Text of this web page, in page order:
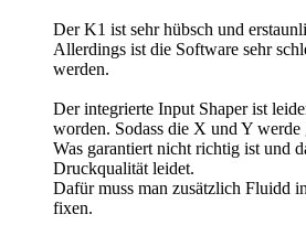
Der K1 ist sehr hübsch und
Allerdings ist die Software sehr
werden.
Der integrierte Input Shaper ist
worden. Sodass die X und Y werde
Was garantiert nicht richtig ist und
Druckqualität leidet.
Dafür muss man zusätzlich Fluidd
fixen.